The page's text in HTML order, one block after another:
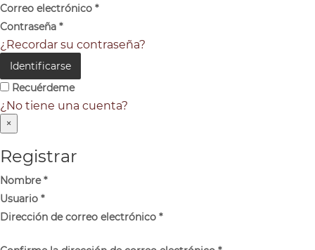
Correo electrónico *
Contraseña *
¿Recordar su contraseña?
Identificarse
Recuérdeme
¿No tiene una cuenta?
×
Registrar
Nombre*
Usuario *
Dirección de correo electrónico *